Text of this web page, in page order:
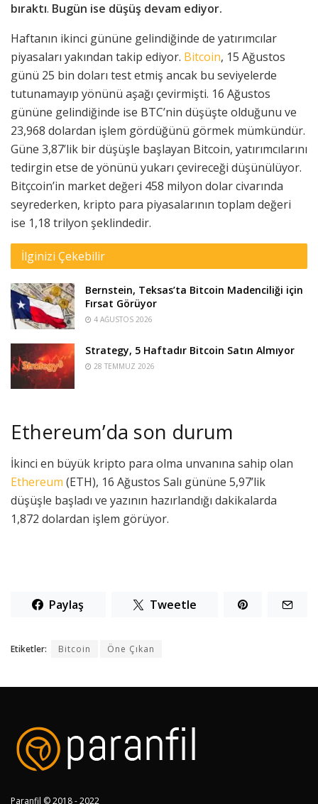
bıraktı. Bugün ise düşüş devam ediyor.
Haftanın ikinci gününe gelindiğinde de yatırımcılar
piyasaları yakından takip ediyor. Bitcoin, 15 Ağustos
günü 25 bin doları test etmiş ancak bu seviyelerde
tutunamayıp yönünü aşağı çevirmişti. 16 Ağustos
gününe gelindiğinde ise BTC’nin düşüşte olduğunu ve
23,968 dolardan işlem gördüğünü görmek mümkündür.
Güne 3,87’lik bir düşüşle başlayan Bitcoin, yatırımcılarını
tedirgin etse de yönünü yukarı çevireceği düşünülüyor.
Bitçcoin’in market değeri 458 milyon dolar civarında
seyrederken, kripto para piyasalarının toplam değeri
ise 1,18 trilyon şeklindedir.
İlginizi Çekebilir
Bernstein, Teksas’ta Bitcoin Madenciliği için
Fırsat Görüyor
4 AĞUSTOS 2026
Strategy, 5 Haftadır Bitcoin Satın Almıyor
28 TEMMUZ 2026
Ethereum’da son durum
İkinci en büyük kripto para olma unvanına sahip olan
Ethereum (ETH), 16 Ağustos Salı gününe 5,97’lik
düşüşle başladı ve yazının hazırlandığı dakikalarda
1,872 dolardan işlem görüyor.
Paylaş Tweetle
Etiketler: Bitcoin Öne Çıkan
Paranfil © 2018 - 2022